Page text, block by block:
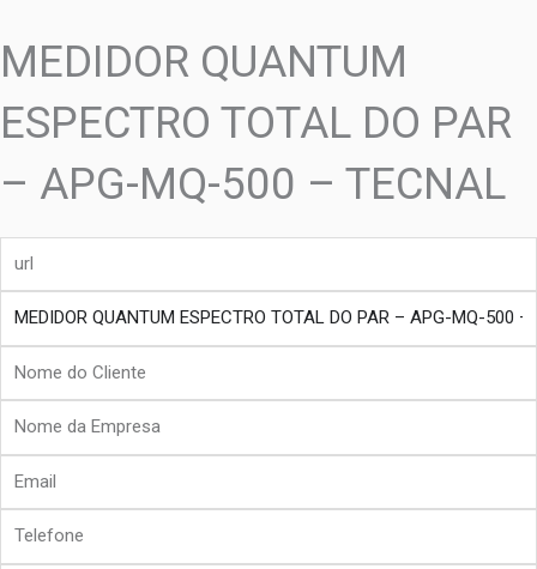
MEDIDOR QUANTUM
ESPECTRO TOTAL DO PAR
– APG-MQ-500 – TECNAL
produto
Cliente
Nome
Empresa
Telefone